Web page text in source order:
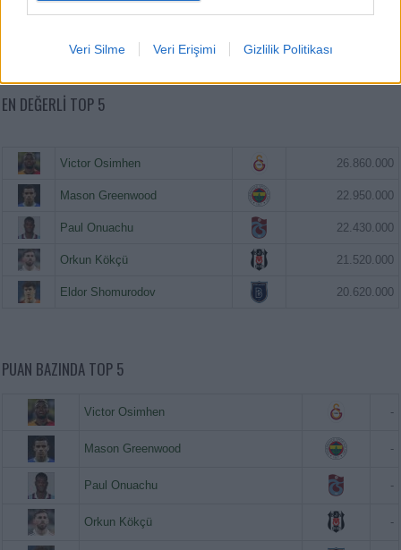
Veri Silme Veri Erişimi Gizlilik Politikası
EN DEĞERLI TOP 5
Victor Osimhen 26.860.000
Mason Greenwood 22.950.000
Paul Onuachu 22.430.000
Orkun Kökçü 21.520.000
Eldor Shomurodov 20.620.000
PUAN BAZINDA TOP 5
Victor Osimhen -
Mason Greenwood -
Paul Onuachu -
Orkun Kökçü -